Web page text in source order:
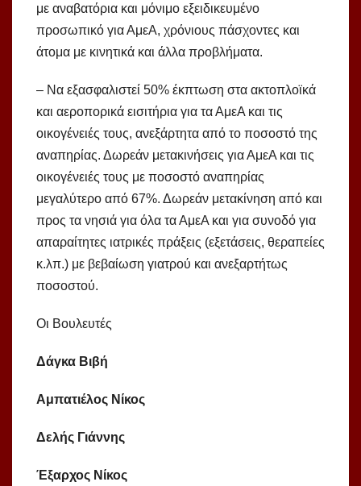
με αναβατόρια και μόνιμο εξειδικευμένο
προσωπικό για ΑμεΑ, χρόνιους πάσχοντες και
άτομα με κινητικά και άλλα προβλήματα.
– Να εξασφαλιστεί 50% έκπτωση στα ακτοπλοϊκά
και αεροπορικά εισιτήρια για τα ΑμεΑ και τις
οικογένειές τους, ανεξάρτητα από το ποσοστό της
αναπηρίας. Δωρεάν μετακινήσεις για ΑμεΑ και τις
οικογένειές τους με ποσοστό αναπηρίας
μεγαλύτερο από 67%. Δωρεάν μετακίνηση από και
προς τα νησιά για όλα τα ΑμεΑ και για συνοδό για
απαραίτητες ιατρικές πράξεις (εξετάσεις, θεραπείες
κ.λπ.) με βεβαίωση γιατρού και ανεξαρτήτως
ποσοστού.
Οι Βουλευτές
Δάγκα Βιβή
Αμπατιέλος Νίκος
Δελής Γιάννης
Έξαρχος Νίκος